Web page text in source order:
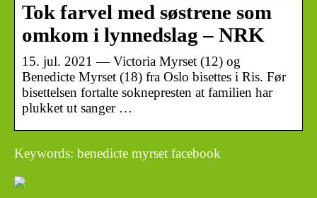
Tok farvel med søstrene som
omkom i lynnedslag – NRK
15. jul. 2021 — Victoria Myrset (12) og
Benedicte Myrset (18) fra Oslo bisettes i Ris. Før
bisettelsen fortalte soknepresten at familien har
plukket ut sanger …
Keywords: benedicte myrset facebook